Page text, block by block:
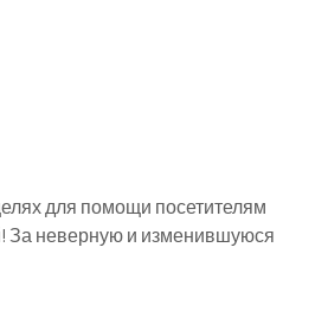
для помощи посетителям
За неверную и изменившуюся